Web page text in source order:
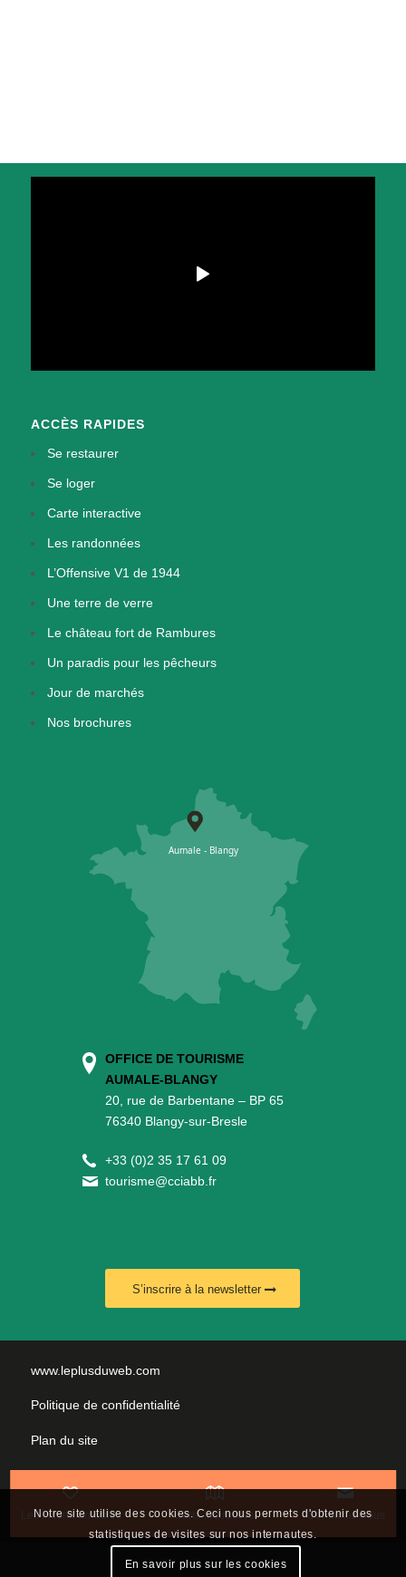
Les incontournables Carte interactive Contactez-nous
ACCÈS RAPIDES
Se restaurer
Se loger
Carte interactive
Les randonnées
L’Offensive V1 de 1944
Une terre de verre
Le château fort de Rambures
Un paradis pour les pêcheurs
Jour de marchés
Nos brochures
OFFICE DE TOURISME
AUMALE-BLANGY
20, rue de Barbentane – BP 65
76340 Blangy-sur-Bresle
+33 (0)2 35 17 61 09
tourisme@cciabb.fr
S’inscrire à la newsletter
www.leplusduweb.com
Politique de confidentialité
Plan du site
Nous contacter
Notre site utilise des cookies. Ceci nous permets d'obtenir des
statistiques de visites sur nos internautes.
En savoir plus sur les cookies